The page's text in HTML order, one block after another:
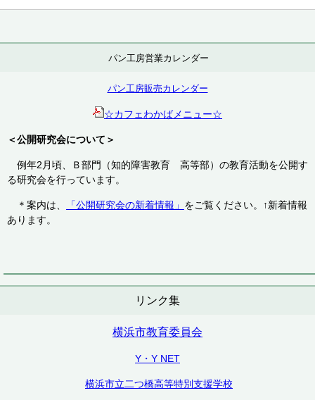
パン工房営業カレンダー
パン工房販売カレンダー
☆カフェわかばメニュー☆
＜公開研究会について＞
例年2月頃、Ｂ部門（知的障害教育 高等部）の教育活動を公開す
る研究会を行っています。
＊案内は、 「公開研究会の新着情報」 をご覧ください。↑新着情報
あります。
リンク集
横浜市教育委員会
Y・Y NET
横浜市立二つ橋高等特別支援学校